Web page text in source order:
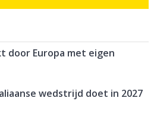
door Europa met eigen
wedstrijd doet in 2027